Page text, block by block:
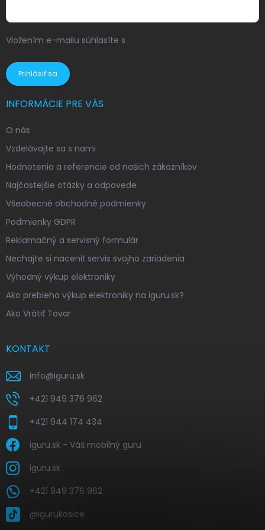
Vložením e-mailu súhlasíte s
Prihlásiť sa
INFORMÁCIE PRE VÁS
O nás
Vzdelávajte sa s nami
Hodnotenia a referencie od našich zákazníkov
Najčastejšie otázky a odpovede
Všeobecné obchodné podmienky
Podmienky GDPR
Reklamačný a servisný formulár
Nechajte si naceniť servis svojho zariadenia
Výhodný výkup elektroniky
Ako prebieha výkup elektroniky na iguru.sk?
Ako Vrátiť Tovar
KONTAKT
info@iguru.sk
+421 949 376 962
+421 944 174 434
iguru.sk - Váš mobilný guru
iguru.sk
+421 949 376 962
@igurukosice